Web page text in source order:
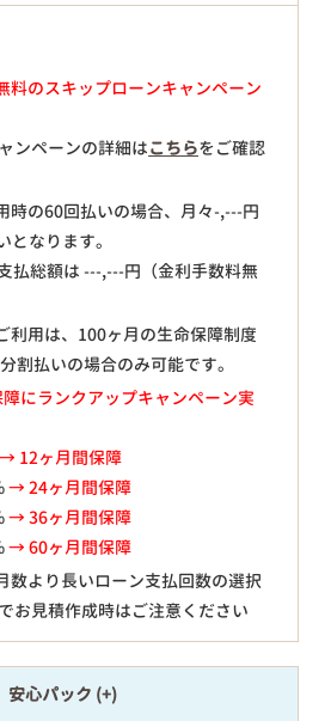
料のスキップローンキャンペーン
ンペーンの詳細はこちらをご確認
時の60回払いの場合、月々-,---円
なります。
払総額は---,---円（金利手数料無
利用は、100ヶ月の生命保障制度
割払いの場合のみ可能です。
にランクアップキャンペーン実
→ 12ヶ月間保障
→ 24ヶ月間保障
→ 36ヶ月間保障
→ 60ヶ月間保障
数より長いローン支払回数の選択
お見積作成時はご注意ください
安心パック